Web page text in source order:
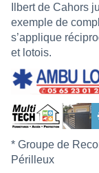
Ilbert de Cahors
exemple de
s’applique
et lotois.
* Groupe de
Périlleux